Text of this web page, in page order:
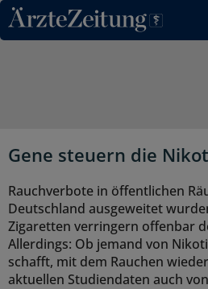
Direkt zum Inhaltsbereich
Gene steuern die
Rauchverbote in öffentlichen
Deutschland ausgeweitet
Zigaretten verringern offenbar
Allerdings: Ob jemand von
schafft, mit dem Rauchen
aktuellen Studiendaten auch